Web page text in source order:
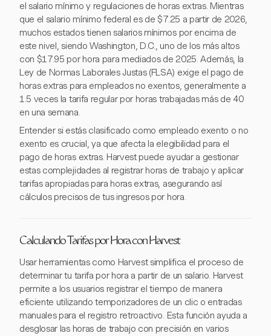
el salario mínimo y regulaciones de horas extras. Mientras
que el salario mínimo federal es de $7.25 a partir de 2026,
muchos estados tienen salarios mínimos por encima de
este nivel, siendo Washington, D.C., uno de los más altos
con $17.95 por hora para mediados de 2025. Además, la
Ley de Normas Laborales Justas (FLSA) exige el pago de
horas extras para empleados no exentos, generalmente a
1.5 veces la tarifa regular por horas trabajadas más de 40
en una semana.
Entender si estás clasificado como empleado exento o no
exento es crucial, ya que afecta la elegibilidad para el
pago de horas extras. Harvest puede ayudar a gestionar
estas complejidades al registrar horas de trabajo y aplicar
tarifas apropiadas para horas extras, asegurando así
cálculos precisos de tus ingresos por hora.
Calculando Tarifas por Hora con Harvest
Usar herramientas como Harvest simplifica el proceso de
determinar tu tarifa por hora a partir de un salario. Harvest
permite a los usuarios registrar el tiempo de manera
eficiente utilizando temporizadores de un clic o entradas
manuales para el registro retroactivo. Esta función ayuda a
desglosar las horas de trabajo con precisión en varios